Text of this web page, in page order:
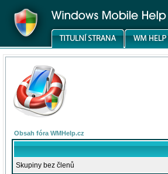
Obsah fóra WMHelp.cz
Skupiny bez členů